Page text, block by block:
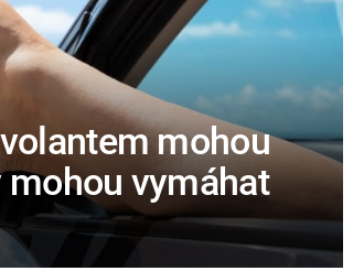
mohou
vymáhat